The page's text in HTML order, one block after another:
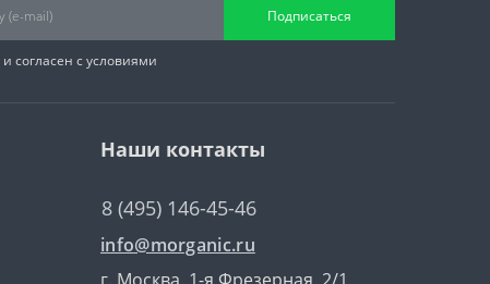
Подписаться
и согласен с условиями
Наши контакты
8 (495) 146-45-46
info@morganic.ru